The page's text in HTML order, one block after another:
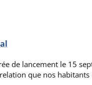
de lancement le 15
que nos